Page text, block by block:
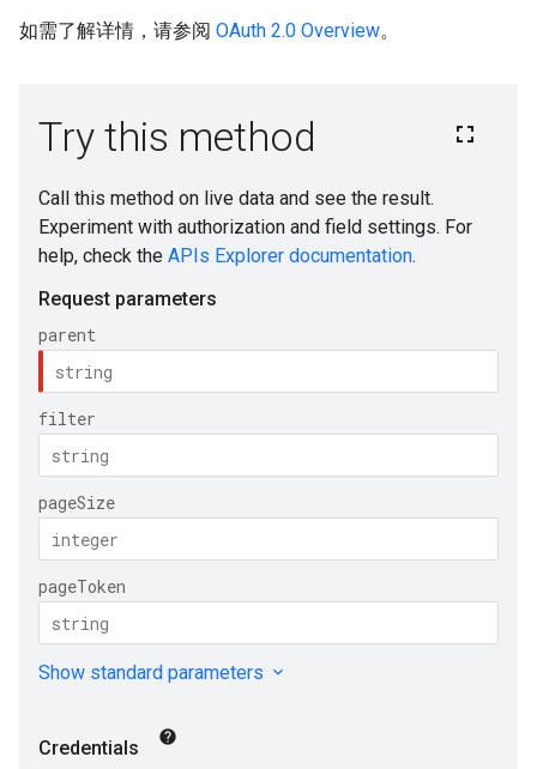
如需了解详情，请参阅 OAuth 2.0 Overview。